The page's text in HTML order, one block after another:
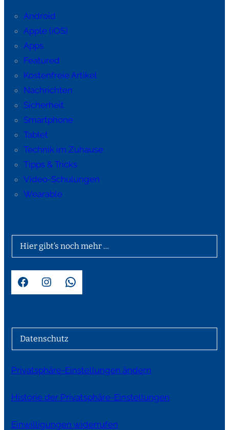
Android
Apple (iOS)
Apps
Featured
Kostenfreie Artikel
Nachrichten
Sicherheit
Smartphone
Tablet
Technik im Zuhause
Tipps & Tricks
Video-Schulungen
Wearable
Hier gibt’s noch mehr …
Facebook Instagram WhatsApp
Datenschutz
Privatsphäre-Einstellungen ändern
Historie der Privatsphäre-Einstellungen
Einwilligungen widerrufen